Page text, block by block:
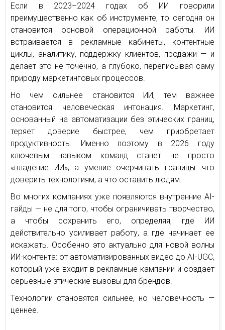
Если в 2023–2024 годах об ИИ говорили
преимущественно как об инструменте, то сегодня он
становится основой операционной работы. ИИ
встраивается в рекламные кабинеты, контентные
циклы, аналитику, поддержку клиентов, продажи — и
делает это не точечно, а глубоко, переписывая саму
природу маркетинговых процессов.
Но чем сильнее становится ИИ, тем важнее
становится человеческая интонация. Маркетинг,
основанный на автоматизации без этических границ,
теряет доверие быстрее, чем приобретает
продуктивность. Именно поэтому в 2026 году
ключевым навыком команд станет не просто
«владение ИИ», а умение очерчивать границы: что
доверить технологиям, а что оставить людям.
Во многих компаниях уже появляются внутренние AI-
гайды — не для того, чтобы ограничивать творчество,
а чтобы сохранить его, определяя, где ИИ
действительно усиливает работу, а где начинает ее
искажать. Особенно это актуально для новой волны
ИИ-контента: от автоматизированных видео до AI-UGC,
который уже входит в рекламные кампании и создает
серьезные этические вызовы для брендов.
Технологии становятся сильнее, но человечность —
ценнее.